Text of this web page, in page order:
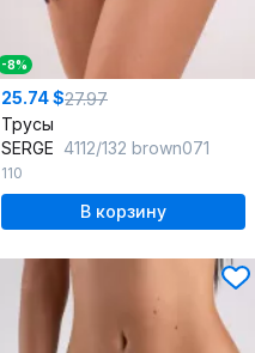
-8%
25.74 $27.97
Трусы
SERGE 4112/132 brown071
110
В корзину